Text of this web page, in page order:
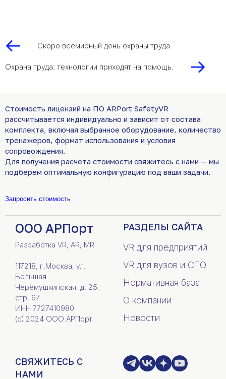
Скоро всемирный день охраны труда
Охрана труда: технологии приходят на помощь.
Стоимость лицензий на ПО ARPort SafetyVR
рассчитывается индивидуально и зависит от состава
комплекта, включая выбранное оборудование, количество
тренажеров, формат использования и условия
сопровождения.
Для получения расчета стоимости свяжитесь с нами — мы
подберем оптимальную конфигурацию под ваши задачи.
Запросить стоимость
ООО АРПорт
Разработка VR, AR, MR
117218, г.Москва, ул.
Большая
Черёмушкинская, д. 25,
стр. 97
ИНН 7727410980
(c) 2024 ООО АРПорт
РАЗДЕЛЫ САЙТА
VR для предприятий
VR для вузов и СПО
Нормативная база
О компании
Новости
СВЯЖИТЕСЬ С
НАМИ